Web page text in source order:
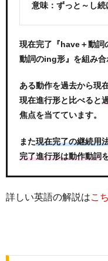
意味：ずっと～し続
現在完了『have＋動詞
動詞のing形』を組み合
ある動作を過去から現
現在進行形と比べると
焦点を当てています。
また現在完了の継続用
完了進行形は動作動詞
詳しい英語の解説はこ